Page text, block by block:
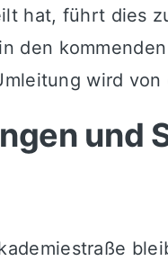
hat, führt dies
den
wird
und